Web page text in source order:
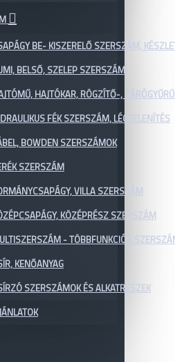
BE- KISZERELŐ SZERSZÁM,
BELSŐ, SZELEP SZERSZÁM
HAJTÓKAR, RÖGZÍTŐ-,
FÉK SZERSZÁM, LÉGTELENÍTÉS
BOWDEN SZERSZÁMOK
SZERSZÁM
VILLA SZERSZÁM
KÖZÉPRÉSZ SZERSZÁM
- TÖBBFUNKCIÓS
KENŐANYAG
SZERSZÁMOK ÉS ALKATRÉSZEK